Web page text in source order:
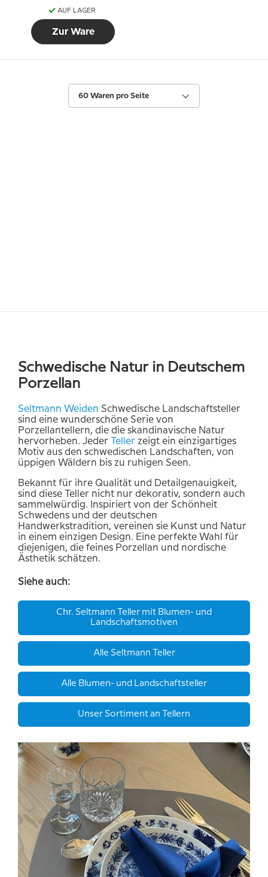
AUF LAGER
Zur Ware
60 Waren pro Seite
Schwedische Natur in Deutschem
Porzellan
Seltmann Weiden Schwedische Landschaftsteller
sind eine wunderschöne Serie von
Porzellantellern, die die skandinavische Natur
hervorheben. Jeder
Teller zeigt ein einzigartiges
Motiv aus den schwedischen Landschaften, von
üppigen Wäldern bis zu ruhigen Seen.
Bekannt für ihre Qualität und Detailgenauigkeit,
sind diese Teller nicht nur dekorativ, sondern auch
sammelwürdig. Inspiriert von der Schönheit
Schwedens und der deutschen
Handwerkstradition, vereinen sie Kunst und Natur
in einem einzigen Design. Eine perfekte Wahl für
diejenigen, die feines Porzellan und nordische
Ästhetik schätzen.
Siehe auch:
Chr. Seltmann Teller mit Blumen- und
Landschaftsmotiven
Alle Seltmann Teller
Alle Blumen- und Landschaftsteller
Unser Sortiment an Tellern